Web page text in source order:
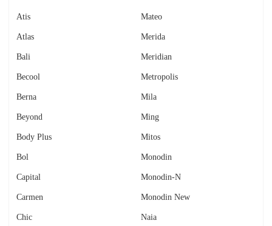
Atis
Atlas
Bali
Becool
Berna
Beyond
Body Plus
Bol
Capital
Carmen
Chic
Mateo
Merida
Meridian
Metropolis
Mila
Ming
Mitos
Monodin
Monodin-N
Monodin New
Naia